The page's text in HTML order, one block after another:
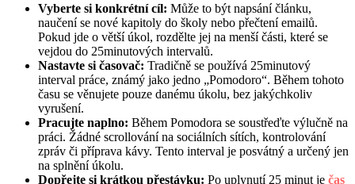
Vyberte si konkrétní cíl: Může to být napsání článku,
naučení se nové kapitoly do školy nebo přečtení emailů.
Pokud jde o větší úkol, rozdělte jej na menší části, které se
vejdou do 25minutových intervalů.
Nastavte si časovač: Tradičně se používá 25minutový
interval práce, známý jako jedno „Pomodoro“. Během tohoto
času se věnujete pouze danému úkolu, bez jakýchkoliv
vyrušení.
Pracujte naplno: Během Pomodora se soustřeďte výlučně na
práci. Žádné scrollování na sociálních sítích, kontrolování
zpráv či příprava kávy. Tento interval je posvátný a určený jen
na splnění úkolu.
Dopřejte si krátkou přestávku: Po uplynutí 25 minut je čas